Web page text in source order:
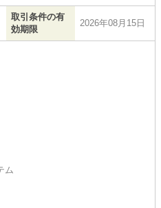
取引条件の有
効期限
2026年08月15日
ム